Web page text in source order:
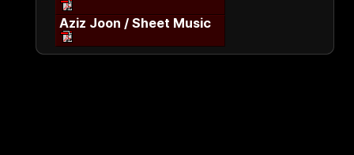
Aziz Joon / Sheet Music